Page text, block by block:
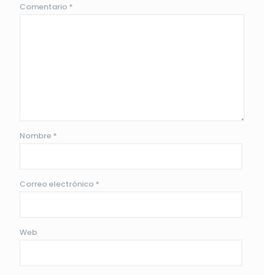
Comentario *
Nombre *
Correo electrónico *
Web